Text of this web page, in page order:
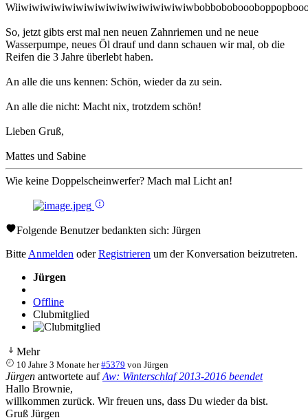
So, jetzt gibts erst mal nen neuen Zahnriemen und ne neue
Wasserpumpe, neues Öl drauf und dann schauen wir mal, ob die
Reifen die 3 Jahre überlebt haben.
An alle die uns kennen: Schön, wieder da zu sein.
An alle die nicht: Macht nix, trotzdem schön!
Lieben Gruß,
Mattes und Sabine
Wie keine Doppelscheinwerfer? Mach mal Licht an!
Folgende Benutzer bedankten sich: Jürgen
Bitte Anmelden oderRegistrieren um der Konversation beizutreten.
Jürgen
Offline
Clubmitglied
Mehr
10 Jahre 3 Monate her #5379 vonJürgen
Jürgen antwortete aufAw: Winterschlaf 2013-2016 beendet
Hallo Brownie,
willkommen zurück. Wir freuen uns, dass Du wieder da bist.
Gruß Jürgen